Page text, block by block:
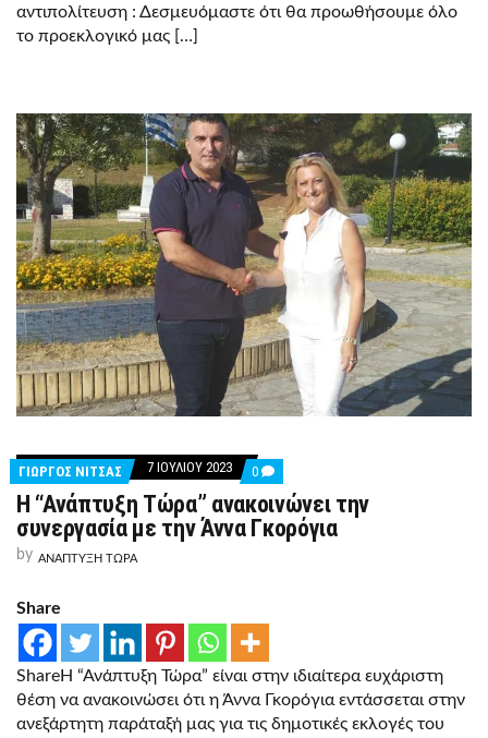
αντιπολίτευση : Δεσμευόμαστε ότι θα προωθήσουμε όλο
το προεκλογικό μας […]
ΓΙΩΡΓΟΣ ΝΙΤΣΑΣ 7 ΙΟΥΛΊΟΥ 2023 0 COMMENTS
ON
Η
“ΑΝΆΠΤΥΞΗ
ΤΏΡΑ”
Η “Ανάπτυξη Τώρα” ανακοινώνει την
συνεργασία με την Άννα Γκορόγια
by ΑΝΑΠΤΥΞΗ ΤΩΡΑ
Share
ShareΗ “Ανάπτυξη Τώρα” είναι στην ιδιαίτερα ευχάριστη
θέση να ανακοινώσει ότι η Άννα Γκορόγια εντάσσεται στην
ανεξάρτητη παράταξή μας για τις δημοτικές εκλογές του